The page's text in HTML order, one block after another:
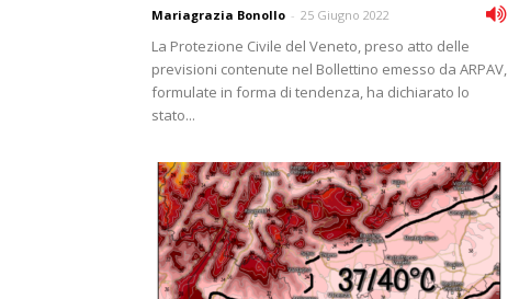
Mariagrazia Bonollo - 25 Giugno 2022
La Protezione Civile del Veneto, preso atto delle
previsioni contenute nel Bollettino emesso da ARPAV,
formulate in forma di tendenza, ha dichiarato lo
stato...